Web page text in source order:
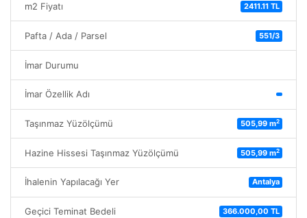
m2 Fiyatı 2411.11 TL
Pafta / Ada / Parsel 551/3
İmar Durumu
İmar Özellik Adı
Taşınmaz Yüzölçümü 505,99 m2
Hazine Hissesi Taşınmaz Yüzölçümü 505,99 m2
İhalenin Yapılacağı Yer Antalya
Geçici Teminat Bedeli 366.000,00 TL